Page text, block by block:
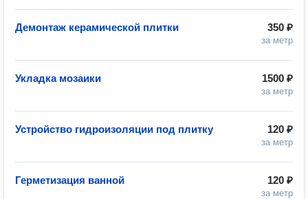
350 ₽
за метр
Демонтаж керамической плитки
1500 ₽
за метр
Укладка мозаики
120 ₽
за метр
Устройство гидроизоляции под плитку
120 ₽
за метр
Герметизация ванной